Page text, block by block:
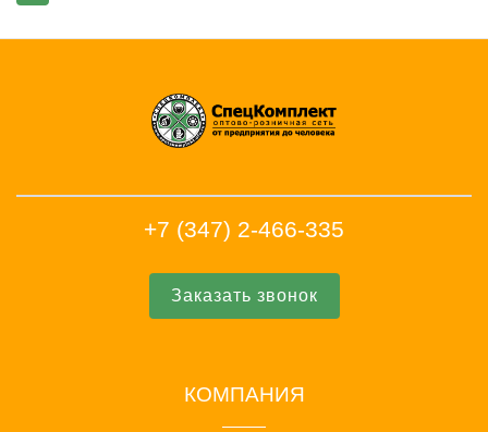
+7 (347) 2-466-335
Заказать звонок
КОМПАНИЯ